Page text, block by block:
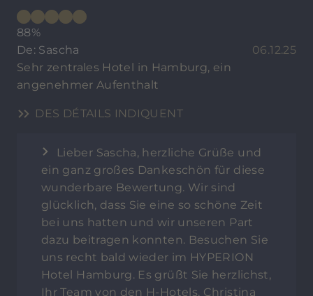
88%
De: Sascha
06.12.25
Sehr zentrales Hotel in Hamburg, ein
angenehmer Aufenthalt
DES DÉTAILS INDIQUENT
Lieber Sascha, herzliche Grüße und
ein ganz großes Dankeschön für diese
wunderbare Bewertung. Wir sind
glücklich, dass Sie eine so schöne Zeit
bei uns hatten und wir unseren Part
dazu beitragen konnten. Besuchen Sie
uns recht bald wieder im HYPERION
Hotel Hamburg. Es grüßt Sie herzlichst,
Ihr Team von den H-Hotels, Christina